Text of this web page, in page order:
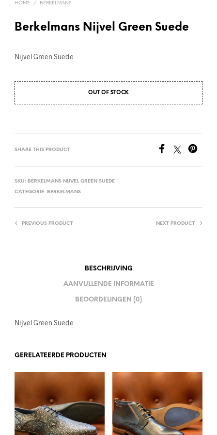
HOME / BERKELMANS
Berkelmans Nijvel Green Suede
Nijvel Green Suede
OUT OF STOCK
SHARE THIS PRODUCT
SKU: BERKELMANS NIJVEL GREEN SUEDE
CATEGORIE: BERKELMANS
PREVIOUS PRODUCT NEXT PRODUCT
BESCHRIJVING
AANVULLENDE INFORMATIE
BEOORDELINGEN (0)
Nijvel Green Suede
GERELATEERDE PRODUCTEN